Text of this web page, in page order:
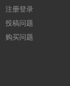
注册登录
投稿问题
购买问题